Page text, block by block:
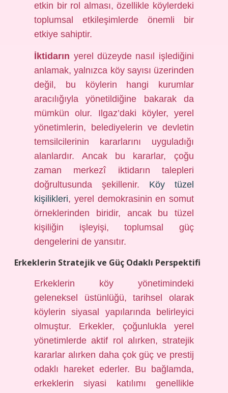
etkin bir rol alması, özellikle köylerdeki
toplumsal etkileşimlerde önemli bir
etkiye sahiptir.
İktidarın yerel düzeyde nasıl işlediğini
anlamak, yalnızca köy sayısı üzerinden
değil, bu köylerin hangi kurumlar
aracılığıyla yönetildiğine bakarak da
mümkün olur. Ilgaz’daki köyler, yerel
yönetimlerin, belediyelerin ve devletin
temsilcilerinin kararlarını uyguladığı
alanlardır. Ancak bu kararlar, çoğu
zaman merkezî iktidarın talepleri
doğrultusunda şekillenir. Köy tüzel
kişilikleri, yerel demokrasinin en somut
örneklerinden biridir, ancak bu tüzel
kişiliğin işleyişi, toplumsal güç
dengelerini de yansıtır.
Erkeklerin Stratejik ve Güç Odaklı Perspektifi
Erkeklerin köy yönetimindeki
geleneksel üstünlüğü, tarihsel olarak
köylerin siyasal yapılarında belirleyici
olmuştur. Erkekler, çoğunlukla yerel
yönetimlerde aktif rol alırken, stratejik
kararlar alırken daha çok güç ve prestij
odaklı hareket ederler. Bu bağlamda,
erkeklerin siyasi katılımı genellikle